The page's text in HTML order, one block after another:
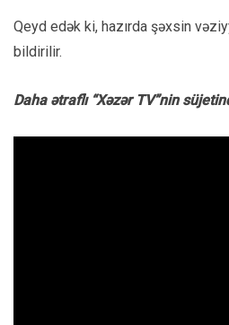
Qeyd edək ki, hazırda şəxsin
bildirilir.
Daha ətraflı “Xəzər TV”nin